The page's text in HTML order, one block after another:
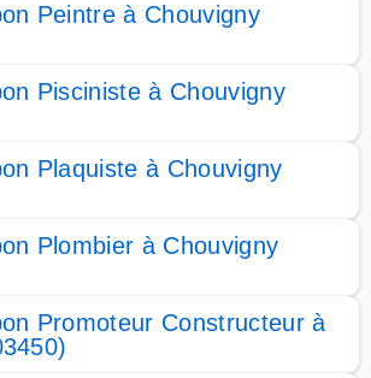
Peintre à Chouvigny
Pisciniste à Chouvigny
Plaquiste à Chouvigny
Plombier à Chouvigny
Promoteur Constructeur à